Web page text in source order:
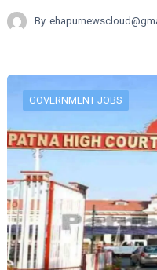
By
GOVERNMENT JOBS